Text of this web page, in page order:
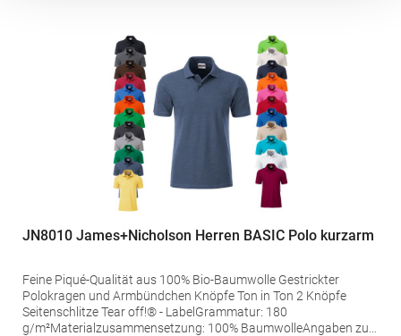
JN8010 James+Nicholson Herren BASIC Polo kurzarm
Feine Piqué-Qualität aus 100% Bio-Baumwolle Gestrickter
Polokragen und Armbündchen Knöpfe Ton in Ton 2 Knöpfe
Seitenschlitze Tear off!® - LabelGrammatur: 180
g/m²Materialzusammensetzung: 100% BaumwolleAngaben zur